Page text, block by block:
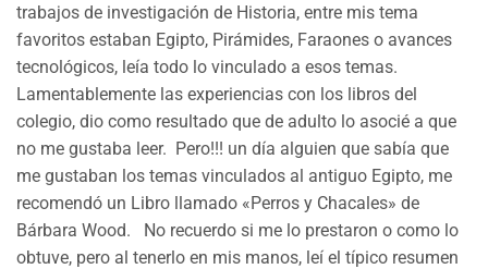
trabajos de investigación de Historia, entre mis tema
favoritos estaban Egipto, Pirámides, Faraones o avances
tecnológicos, leía todo lo vinculado a esos temas.
Lamentablemente las experiencias con los libros del
colegio, dio como resultado que de adulto lo asocié a que
no me gustaba leer. Pero!!! un día alguien que sabía que
me gustaban los temas vinculados al antiguo Egipto, me
recomendó un Libro llamado «Perros y Chacales» de
Bárbara Wood. No recuerdo si me lo prestaron o como lo
obtuve, pero al tenerlo en mis manos, leí el típico resumen